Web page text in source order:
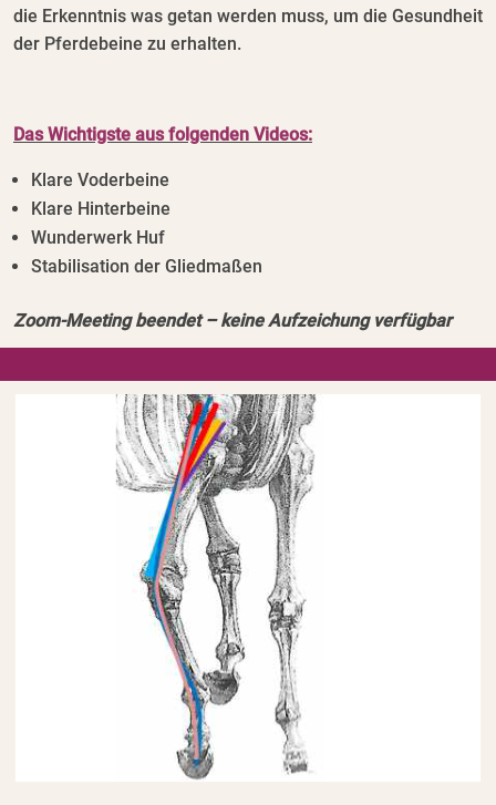
die Erkenntnis was getan werden muss, um die Gesundheit
der Pferdebeine zu erhalten.
Das Wichtigste aus folgenden Videos:
Klare Voderbeine
Klare Hinterbeine
Wunderwerk Huf
Stabilisation der Gliedmaßen
Zoom-Meeting beendet – keine Aufzeichung verfügbar